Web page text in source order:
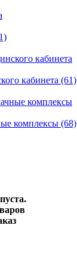
кабинета (61)
комплексы (68)